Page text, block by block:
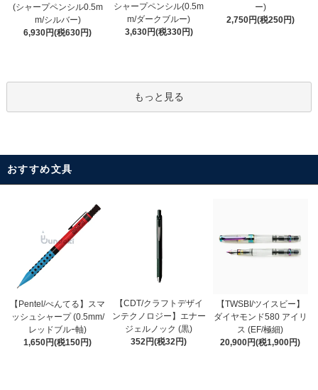
(シャープペンシル0.5m
m/シルバー)
6,930円(税630円)
シャープペンシル(0.5m
m/ダークブルー)
3,630円(税330円)
ー)
2,750円(税250円)
もっと見る
おすすめ文具
【Pentel/ぺんてる】スマ
ッシュシャープ (0.5mm/
レッドブルｰ軸)
1,650円(税150円)
【CDT/クラフトデザイ
ンテクノロジー】エナー
ジェルノック (黒)
352円(税32円)
【TWSBI/ツイスビー】
ダイヤモンド580 アイリ
ス (EF/極細)
20,900円(税1,900円)